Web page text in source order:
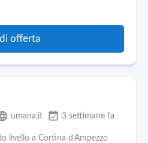
offerta
umana.it event_available 3 settimane fa
livello a Cortina d'Ampezzo